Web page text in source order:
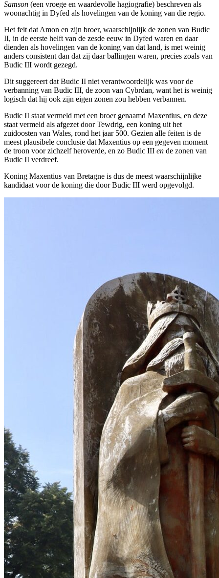
Samson (een vroege en waardevolle hagiografie) beschreven als
woonachtig in Dyfed als hovelingen van de koning van die regio.
Het feit dat Amon en zijn broer, waarschijnlijk de zonen van Budic
II, in de eerste helft van de zesde eeuw in Dyfed waren en daar
dienden als hovelingen van de koning van dat land, is met weinig
anders consistent dan dat zij daar ballingen waren, precies zoals van
Budic III wordt gezegd.
Dit suggereert dat Budic II niet verantwoordelijk was voor de
verbanning van Budic III, de zoon van Cybrdan, want het is weinig
logisch dat hij ook zijn eigen zonen zou hebben verbannen.
Budic II staat vermeld met een broer genaamd Maxentius, en deze
staat vermeld als afgezet door Tewdrig, een koning uit het
zuidoosten van Wales, rond het jaar 500. Gezien alle feiten is de
meest plausibele conclusie dat Maxentius op een gegeven moment
de troon voor zichzelf heroverde, en zo Budic III en de zonen van
Budic II verdreef.
Koning Maxentius van Bretagne is dus de meest waarschijnlijke
kandidaat voor de koning die door Budic III werd opgevolgd.